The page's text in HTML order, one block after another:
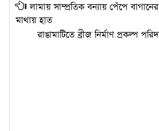
লামায় সাম্প্রতিক বন্যায় পেঁপে
মাথায় হাত
রাঙামাটিতে ব্রীজ নির্মাণ প্রকল্প